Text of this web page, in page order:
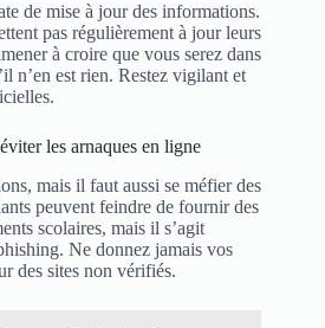
de mise à jour des informations.
pas régulièrement à jour leurs
à croire que vous serez dans
n’en est rien. Restez vigilant et
les arnaques en ligne
mais il faut aussi se méfier des
peuvent feindre de fournir des
scolaires, mais il s’agit
Ne donnez jamais vos
des sites non vérifiés.